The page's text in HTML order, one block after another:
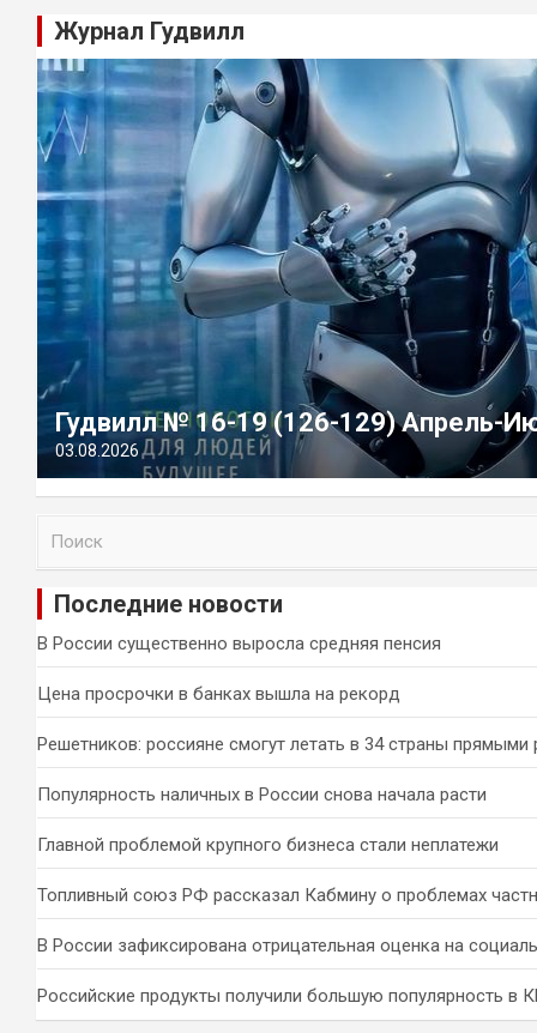
Журнал Гудвилл
Гудвилл № 16-19 (126-129) Апрель-
03.08.2026
и
Последние новости
В России существенно выросла средняя пенсия
Цена просрочки в банках вышла на рекорд
Решетников: россияне смогут летать в 34 страны прямыми
Популярность наличных в России снова начала расти
Главной проблемой крупного бизнеса стали неплатежи
Топливный союз РФ рассказал Кабмину о проблемах
В России зафиксирована отрицательная оценка на
Российские продукты получили большую популярность в